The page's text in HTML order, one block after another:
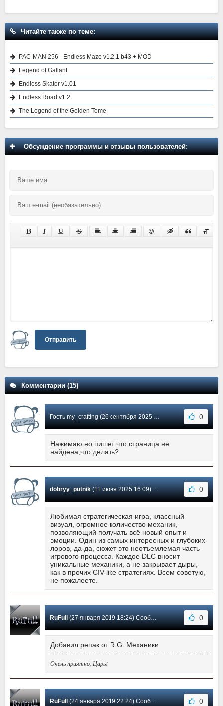
Читайте также по теме:
PAC-MAN 256 - Endless Maze v1.2.1 b43 + MOD
Legend of Gallant
Endless Skater v1.01
Endless Road v1.2
The Legend of the Golden Tome
Обсуждение программы и отзывы пользователей:
Отправить
Комментарии (15)
Гость my_crafting (26 сентября 2025 16:22) Сообщение #15 0
Нажимаю но пишет что страница не
найдена,что делать?
dobryy_putnik(11 июня 2025 16:09) Сообщение #14 0
Любимая стратегическая игра, классный
визуал, огромное количество механик,
позволяющий получать всё новый опыт и
эмоции. Один из самых интересных и глубоких
лоров, да-да, сюжет это неотъемлемая часть
игрового процесса. Каждое DLC вносит
уникальные механики, а не закрывает дыры,
как в прочих CIV-like стратегиях. Всем советую,
не пожалеете.
RuFull(27 января 2019 18:24) Сообщение #13 0
Добавил репак от R.G. Механики
Очень приятно, Царь!
RuFull(24 января 2019 22:24) Сообщение #12 0